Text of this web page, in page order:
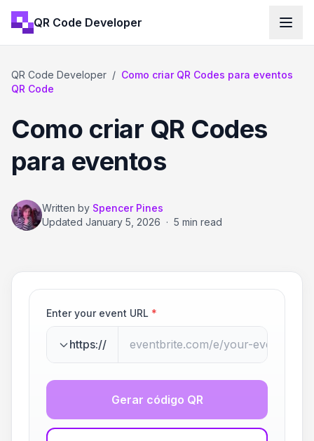
QR Code Developer
QR Code Developer / Como criar QR Codes para eventos
QR Code
Como criar QR Codes
para eventos
Written by Spencer Pines
Updated January 5, 2026 · 5 min read
Enter your event URL *
https://
Gerar código QR